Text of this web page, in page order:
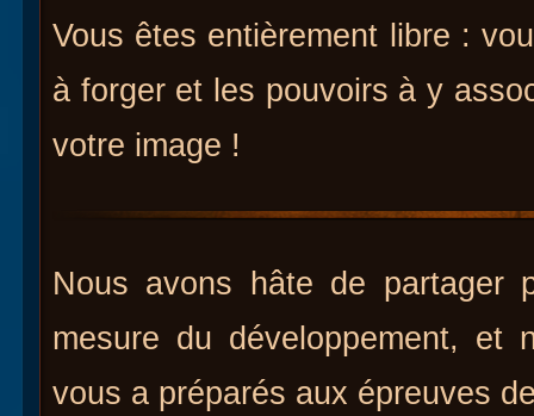
Vous êtes entièrement libre :
à forger et les pouvoirs à y
votre image !
Nous avons hâte de partager
mesure du développement, et
vous a préparés aux épreuves